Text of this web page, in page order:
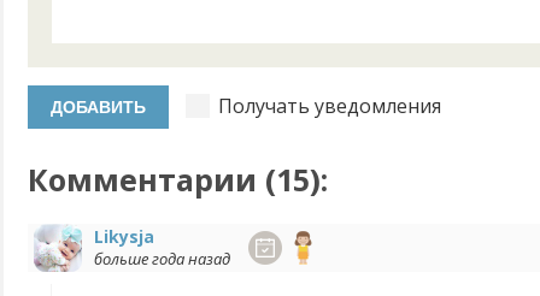
Получать уведомления
Комментарии (15):
Likysja
больше года назад